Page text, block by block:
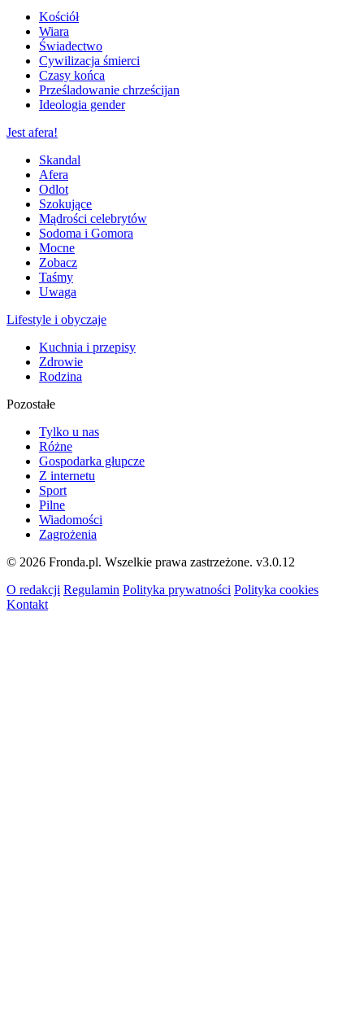
Kościół
Wiara
Świadectwo
Cywilizacja śmierci
Czasy końca
Prześladowanie chrześcijan
Ideologia gender
Jest afera!
Skandal
Afera
Odlot
Szokujące
Mądrości celebrytów
Sodoma i Gomora
Mocne
Zobacz
Taśmy
Uwaga
Lifestyle i obyczaje
Kuchnia i przepisy
Zdrowie
Rodzina
Pozostałe
Tylko u nas
Różne
Gospodarka głupcze
Z internetu
Sport
Pilne
Wiadomości
Zagrożenia
© 2026 Fronda.pl. Wszelkie prawa zastrzeżone. v3.0.12
O redakcji Regulamin Polityka prywatności Polityka cookies
Kontakt